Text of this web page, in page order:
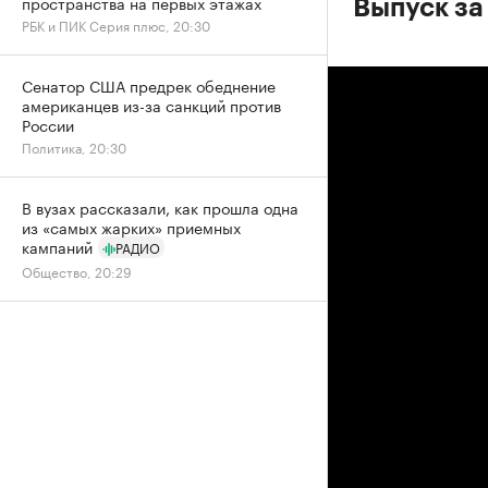
Выпуск
РБК и ПИК Серия плюс, 20:30
Сенатор США предрек обеднение
американцев из-за санкций против
России
Политика, 20:30
В вузах рассказали, как прошла одна
из «самых жарких» приемных
кампаний
РАДИО
Общество, 20:29